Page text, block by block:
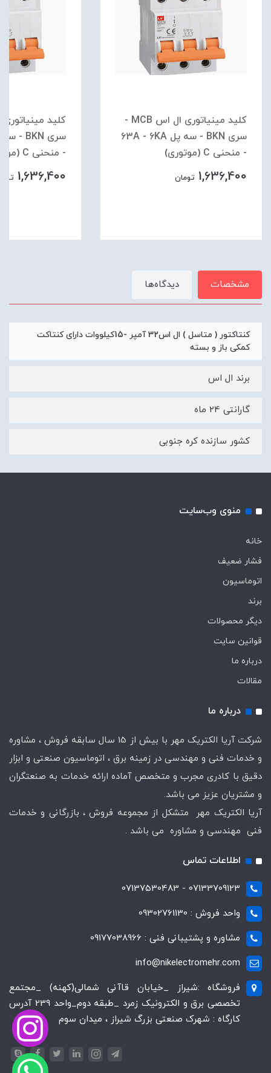
کلید مینیاتوری ال اس MCB -
سری BKN - سه پل 63A - 6KA
- منحنی C (موتوری)
1,636,400 تومان
- منحنی C (موتوری)
1,636,400
مشخصات دیدگاه‌ها
کنتاکتور ( متاسل ) ال اس32 آمپر -15کیلووات دارای کنتاکت
کمکی باز و بسته
برند ال اس
گارانتی 24 ماه
کشور سازنده کره جنوبی
منوی وب‌سایت
خانه
فشار ضعیف
اتوماسیون
برند
دیگر محصولات
قوانین سایت
درباره ما
مقالات
درباره ما
شرکت آریا الکتریک مهر با بیش از 15 سال سابقه فروش ، مشاوره
و خدمات فنی و مهندسی در زمینه برق ، اتوماسیون صنعتی و ابزار
دقیق با کادری مجرب و متخصص آماده ارائه خدمات به صنعتگران
و مشتریان عزیز می باشد.
آریا الکتریک مهر متشکل از مجموعه فروش ، بازرگانی و خدمات
فنی مهندسی و مشاوره می باشد .
اطلاعات تماس
07133709123 - 07137530483
واحد فروش : 09302761130
مشاوره و پشتیبانی فنی : 09177038966
info@nikelectromehr.com
فروشگاه :شیراز _خیابان قاآنی شمالی(کهنه) _مجتمع
تخصصی برق و الکترونیک زمرد _طبقه دوم_واحد 239 آدرس
کارگاه : شهرک صنعتی بزرگ شیراز ، میدان سوم